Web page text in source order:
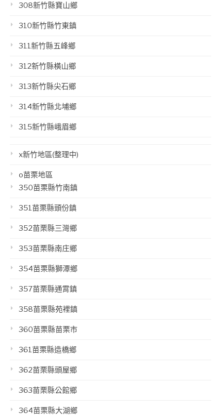
308新竹縣寶山鄉
310新竹縣竹東鎮
311新竹縣五峰鄉
312新竹縣橫山鄉
313新竹縣尖石鄉
314新竹縣北埔鄉
315新竹縣峨眉鄉
x新竹地區(整理中)
o苗栗地區
350苗栗縣竹南鎮
351苗栗縣頭份鎮
352苗栗縣三灣鄉
353苗栗縣南庄鄉
354苗栗縣獅潭鄉
357苗栗縣通霄鎮
358苗栗縣苑裡鎮
360苗栗縣苗栗市
361苗栗縣造橋鄉
362苗栗縣頭屋鄉
363苗栗縣公館鄉
364苗栗縣大湖鄉